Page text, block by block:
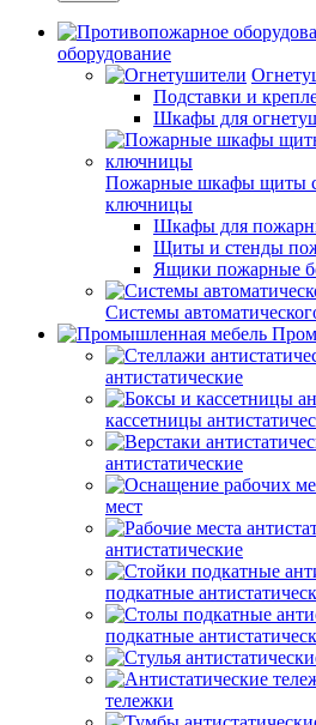
оборудование
Подставки и
Шкафы для
Пожарные шкафы щиты
ключницы
Шкафы для
Щиты и стенды
Ящики пожарные
Системы
антистатические
кассетницы
антистатические
мест
антистатические
подкатные
подкатные
тележки